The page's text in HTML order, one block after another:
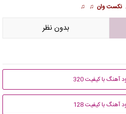
نکست وان ♫ ♫
بدون نظر
آهنگ با کیفیت 320
آهنگ با کیفیت 128